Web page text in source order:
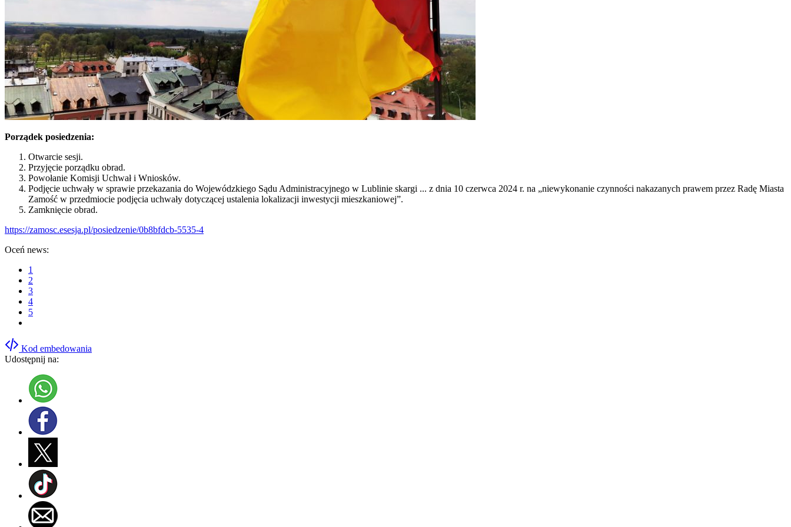
Porządek posiedzenia:
Otwarcie sesji.
Przyjęcie porządku obrad.
Powołanie Komisji Uchwał i Wniosków.
Podjęcie uchwały w sprawie przekazania do Wojewódzkiego Sądu Administracyjnego w Lublinie skargi ... z dnia 10 czerwca 2024 r. na „niewykonanie czynności nakazanych prawem przez Radę Miasta
Zamość w przedmiocie podjęcia uchwały dotyczącej ustalenia lokalizacji inwestycji mieszkaniowej”.
Zamknięcie obrad.
https://zamosc.esesja.pl/posiedzenie/0b8bfdcb-5535-4
Oceń news:
1
2
3
4
5
Kod embedowania
Udostępnij na: